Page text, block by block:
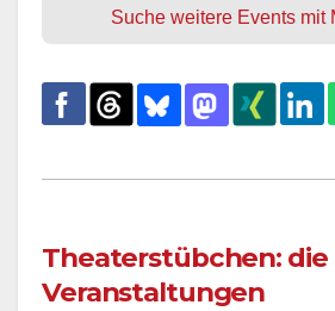
Suche weitere Events mit
Theaterstübchen:
Veranstaltungen